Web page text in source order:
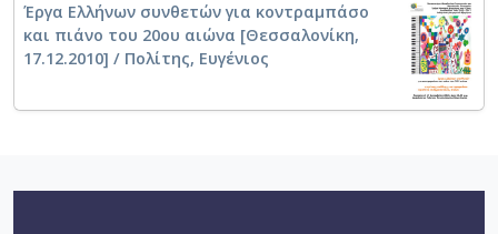
Έργα Ελλήνων συνθετών για κοντραμπάσο
και πιάνο του 20ου αιώνα [Θεσσαλονίκη,
17.12.2010] / Πολίτης, Ευγένιος